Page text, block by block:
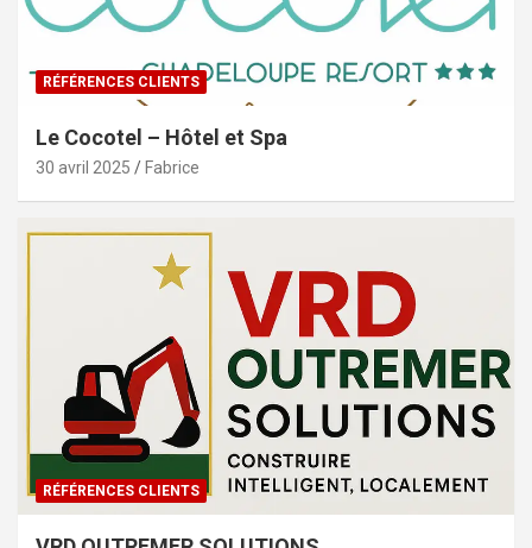
RÉFÉRENCES CLIENTS
Le Cocotel – Hôtel et Spa
30 avril 2025 Fabrice
RÉFÉRENCES CLIENTS